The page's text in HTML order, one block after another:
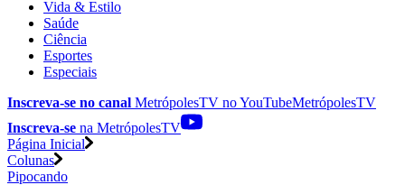
Vida & Estilo
Saúde
Ciência
Esportes
Especiais
Inscreva-se no canal MetrópolesTV noYouTubeMetrópolesTV
Inscreva-se na MetrópolesTV
Página Inicial
Colunas
Pipocando